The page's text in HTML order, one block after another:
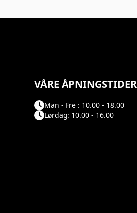
VÅRE ÅPNINGSTIDER
Man - Fre : 10.00 - 18.00
Lørdag: 10.00 - 16.00